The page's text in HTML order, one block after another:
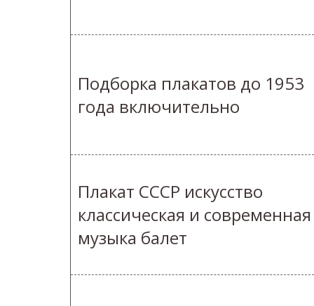
Подборка плакатов до 1953
года включительно
Плакат СССР искусство
классическая и современная
музыка балет